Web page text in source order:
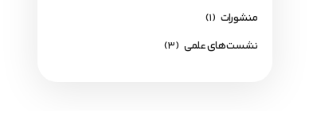
منشورات (1)
نشست‌های علمی (3)